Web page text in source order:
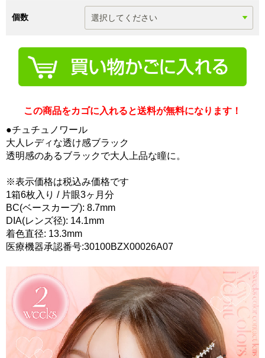
個数
この商品をカゴに入れると送料が無料になります！
●チュチュノワール
大人レディな透け感ブラック
透明感のあるブラックで大人上品な瞳に。
※表示価格は税込み価格です
1箱6枚入り / 片眼3ヶ月分
BC(ベースカーブ): 8.7mm
DIA(レンズ径): 14.1mm
着色直径: 13.3mm
医療機器承認番号:30100BZX00026A07